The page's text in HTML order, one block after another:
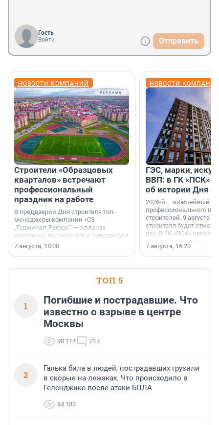
Гость
Войти
Отправить
НОВОСТИ КОМПАНИЙ
Строители «Образцовых
кварталов» встречают
профессиональный
праздник на работе
В преддверии Дня строителя топ-
менеджеры компании «СЗ
„Терминал-Ресурс“ — о планах
компании, испытаниях и поводах для
осторожного оптимизма.
7 августа, 18:00
НОВОСТИ
ГЭС, марки,
ВВП: в ГК «ПСК»
об истории Дня
2026-й — юбилейный
профессионального
строителей. 9 августа
строителя будет
раз. В ГК «ПСК»
поменялась роль
7 августа, 16:20
ТОП 5
1
Погибшие и пострадавшие. Что
известно о взрыве в центре
Москвы
90 114 217
2
Галька била в людей, пострадавших грузили
в скорые на лежаках. Что происходило в
Геленджике после атаки БПЛА
84 183